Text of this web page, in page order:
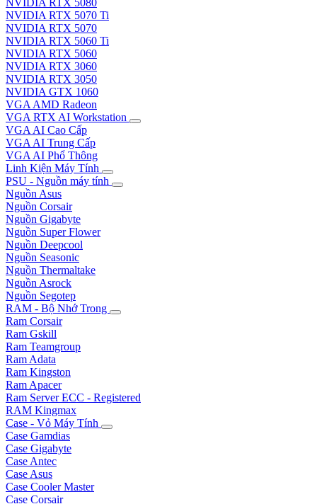
NVIDIA RTX 5080
NVIDIA RTX 5070 Ti
NVIDIA RTX 5070
NVIDIA RTX 5060 Ti
NVIDIA RTX 5060
NVIDIA RTX 3060
NVIDIA RTX 3050
NVIDIA GTX 1060
VGA AMD Radeon
VGA RTX AI Workstation
VGA AI Cao Cấp
VGA AI Trung Cấp
VGA AI Phổ Thông
Linh Kiện Máy Tính
PSU - Nguồn máy tính
Nguồn Asus
Nguồn Corsair
Nguồn Gigabyte
Nguồn Super Flower
Nguồn Deepcool
Nguồn Seasonic
Nguồn Thermaltake
Nguồn Asrock
Nguồn Segotep
RAM - Bộ Nhớ Trong
Ram Corsair
Ram Gskill
Ram Teamgroup
Ram Adata
Ram Kingston
Ram Apacer
Ram Server ECC - Registered
RAM Kingmax
Case - Vỏ Máy Tính
Case Gamdias
Case Gigabyte
Case Antec
Case Asus
Case Cooler Master
Case Corsair